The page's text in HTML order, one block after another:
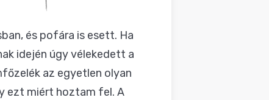
és pofára is esett. Ha
idején úgy vélekedett a
az egyetlen olyan
ezt miért hoztam fel. A